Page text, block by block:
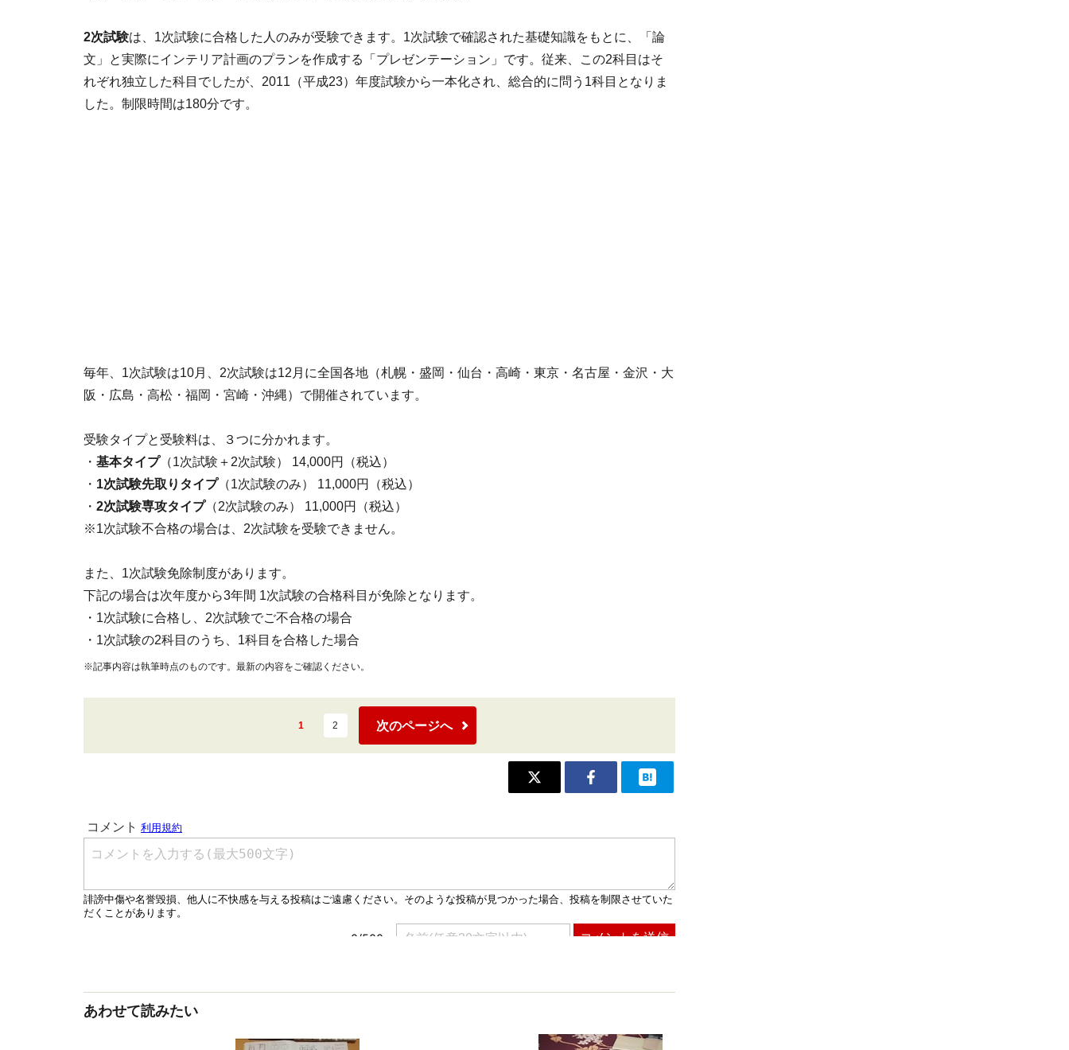
2次試験は、1次試験に合格した人のみが受験できます。1次試験で確認された基礎知識をもとに、「論
文」と実際にインテリア計画のプランを作成する「プレゼンテーション」です。従来、この2科目はそ
れぞれ独立した科目でしたが、2011（平成23）年度試験から一本化され、総合的に問う1科目となりま
した。制限時間は180分です。
毎年、1次試験は10月、2次試験は12月に全国各地（札幌・盛岡・仙台・高崎・東京・名古屋・金沢・大
阪・広島・高松・福岡・宮崎・沖縄）で開催されています。
受験タイプと受験料は、３つに分かれます。
・ 基本タイプ（1次試験＋2次試験） 14,000円（税込）
・ 1次試験先取りタイプ（1次試験のみ） 11,000円（税込）
・ 2次試験専攻タイプ（2次試験のみ） 11,000円（税込）
※1次試験不合格の場合は、2次試験を受験できません。
また、1次試験免除制度があります。
下記の場合は次年度から3年間 1次試験の合格科目が免除となります。
・1次試験に合格し、2次試験でご不合格の場合
・1次試験の2科目のうち、1科目を合格した場合
※記事内容は執筆時点のものです。最新の内容をご確認ください。
1 2 次のページへ
あわせて読みたい